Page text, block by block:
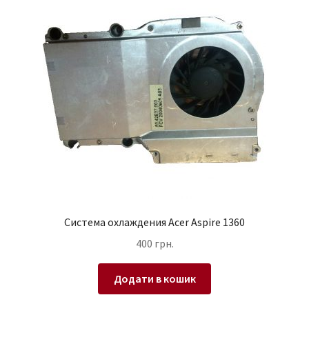
Система охлаждения Acer Aspire 1360
400 грн.
Додати в кошик